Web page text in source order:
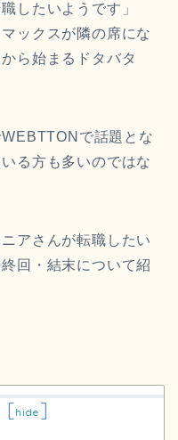
したいようです」
ックスが隣の席にな
ら始まるドタバタ
で話題とな
る方も多いのではな
アさんが転職したい
回・結末について紹
[hide ]